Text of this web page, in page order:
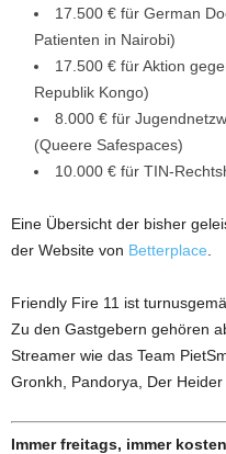
17.500 € für German
Patienten in Nairobi)
17.500 € für Aktion
Republik Kongo)
8.000 € für
(Queere Safespaces)
10.000 € für TIN-
Eine Übersicht der bisher
der Website von Betterplace
Friendly Fire 11 ist
Zu den Gastgebern gehören
Streamer wie das Team
Gronkh, Pandorya, Der Heider
Immer freitags, immer